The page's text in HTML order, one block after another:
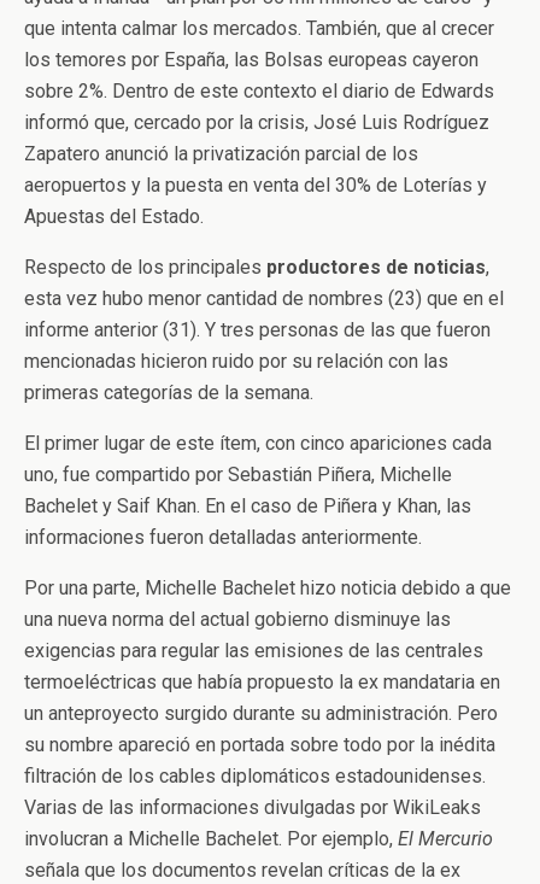
que intenta calmar los mercados. También, que al crecer
los temores por España, las Bolsas europeas cayeron
sobre 2%. Dentro de este contexto el diario de Edwards
informó que, cercado por la crisis, José Luis Rodríguez
Zapatero anunció la privatización parcial de los
aeropuertos y la puesta en venta del 30% de Loterías y
Apuestas del Estado.
Respecto de los principales productores de noticias,
esta vez hubo menor cantidad de nombres (23) que en el
informe anterior (31). Y tres personas de las que fueron
mencionadas hicieron ruido por su relación con las
primeras categorías de la semana.
El primer lugar de este ítem, con cinco apariciones cada
uno, fue compartido por Sebastián Piñera, Michelle
Bachelet y Saif Khan. En el caso de Piñera y Khan, las
informaciones fueron detalladas anteriormente.
Por una parte, Michelle Bachelet hizo noticia debido a que
una nueva norma del actual gobierno disminuye las
exigencias para regular las emisiones de las centrales
termoeléctricas que había propuesto la ex mandataria en
un anteproyecto surgido durante su administración. Pero
su nombre apareció en portada sobre todo por la inédita
filtración de los cables diplomáticos estadounidenses.
Varias de las informaciones divulgadas por WikiLeaks
involucran a Michelle Bachelet. Por ejemplo, El Mercurio
señala que los documentos revelan críticas de la ex